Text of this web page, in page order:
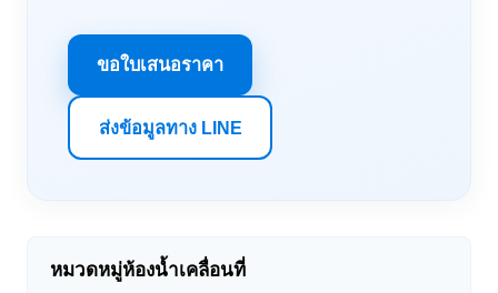
ขอใบเสนอราคา
ส่งข้อมูลทาง LINE
หมวดหมู่ห้องน้ำเคลื่อนที่